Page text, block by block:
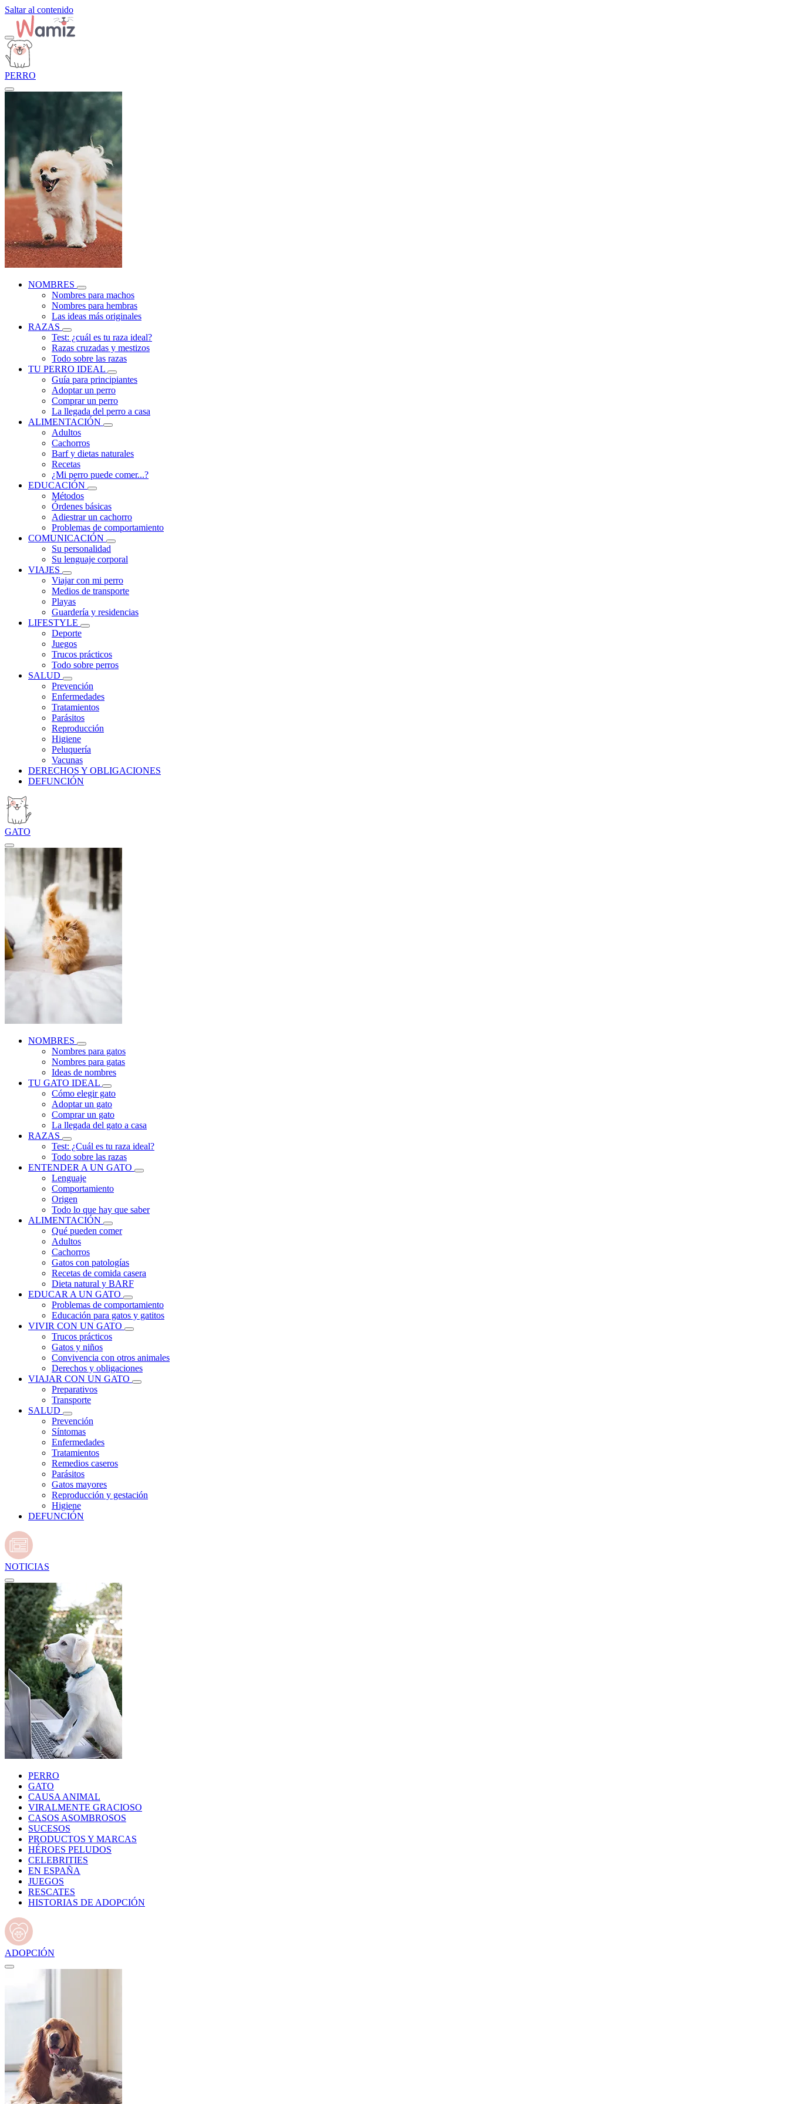
Saltar al contenido
PERRO
NOMBRES
Nombres para machos
Nombres para hembras
Las ideas más originales
RAZAS
Test: ¿cuál es tu raza ideal?
Razas cruzadas y mestizos
Todo sobre las razas
TU PERRO IDEAL
Guía para principiantes
Adoptar un perro
Comprar un perro
La llegada del perro a casa
ALIMENTACIÓN
Adultos
Cachorros
Barf y dietas naturales
Recetas
¿Mi perro puede comer...?
EDUCACIÓN
Métodos
Órdenes básicas
Adiestrar un cachorro
Problemas de comportamiento
COMUNICACIÓN
Su personalidad
Su lenguaje corporal
VIAJES
Viajar con mi perro
Medios de transporte
Playas
Guardería y residencias
LIFESTYLE
Deporte
Juegos
Trucos prácticos
Todo sobre perros
SALUD
Prevención
Enfermedades
Tratamientos
Parásitos
Reproducción
Higiene
Peluquería
Vacunas
DERECHOS Y OBLIGACIONES
DEFUNCIÓN
GATO
NOMBRES
Nombres para gatos
Nombres para gatas
Ideas de nombres
TU GATO IDEAL
Cómo elegir gato
Adoptar un gato
Comprar un gato
La llegada del gato a casa
RAZAS
Test: ¿Cuál es tu raza ideal?
Todo sobre las razas
ENTENDER A UN GATO
Lenguaje
Comportamiento
Origen
Todo lo que hay que saber
ALIMENTACIÓN
Qué pueden comer
Adultos
Cachorros
Gatos con patologías
Recetas de comida casera
Dieta natural y BARF
EDUCAR A UN GATO
Problemas de comportamiento
Educación para gatos y gatitos
VIVIR CON UN GATO
Trucos prácticos
Gatos y niños
Convivencia con otros animales
Derechos y obligaciones
VIAJAR CON UN GATO
Preparativos
Transporte
SALUD
Prevención
Síntomas
Enfermedades
Tratamientos
Remedios caseros
Parásitos
Gatos mayores
Reproducción y gestación
Higiene
DEFUNCIÓN
NOTICIAS
PERRO
GATO
CAUSA ANIMAL
VIRALMENTE GRACIOSO
CASOS ASOMBROSOS
SUCESOS
PRODUCTOS Y MARCAS
HÉROES PELUDOS
CELEBRITIES
EN ESPAÑA
JUEGOS
RESCATES
HISTORIAS DE ADOPCIÓN
ADOPCIÓN